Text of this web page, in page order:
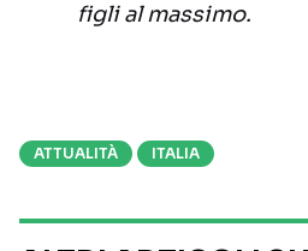
figli al massimo.
ATTUALITÀ ITALIA